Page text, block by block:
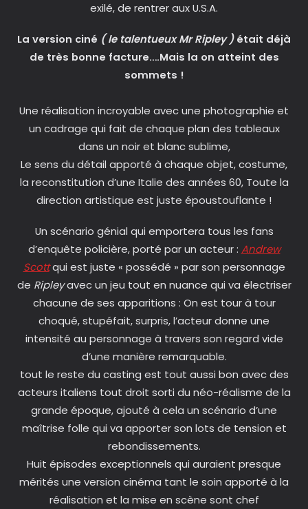
exilé, de rentrer aux U.S.A.
La version ciné ( le talentueux Mr Ripley )était déjà
de très bonne facture….Mais la on atteint des
sommets !
Une réalisation incroyable avec une photographie et
un cadrage qui fait de chaque plan des tableaux
dans un noir et blanc sublime,
Le sens du détail apporté à chaque objet, costume,
la reconstitution d’une Italie des années 60, Toute la
direction artistique est juste époustouflante !
Un scénario génial qui emportera tous les fans
d’enquête policière, porté par un acteur : Andrew
Scottqui est juste « possédé » par son personnage
de Ripleyavec un jeu tout en nuance qui va électriser
chacune de ses apparitions : On est tour à tour
choqué, stupéfait, surpris, l’acteur donne une
intensité au personnage à travers son regard vide
d’une manière remarquable.
tout le reste du casting est tout aussi bon avec des
acteurs italiens tout droit sorti du néo-réalisme de la
grande époque, ajouté à cela un scénario d’une
maîtrise folle qui va apporter son lots de tension et
rebondissements.
Huit épisodes exceptionnels qui auraient presque
mérités une version cinéma tant le soin apporté à la
réalisation et la mise en scène sont chef